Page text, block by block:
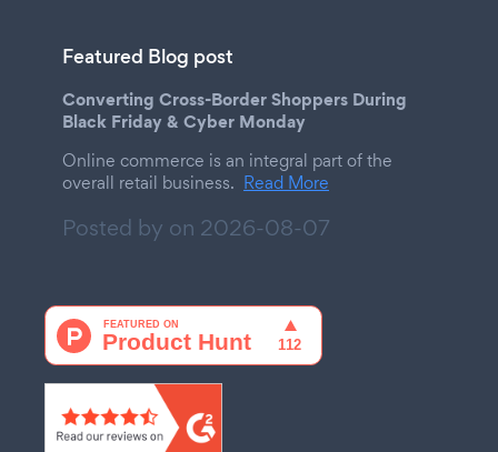
Featured Blog post
Converting Cross-Border Shoppers During
Black Friday & Cyber Monday
Online commerce is an integral part of the
overall retail business. Read More
Posted by on 2026-08-07